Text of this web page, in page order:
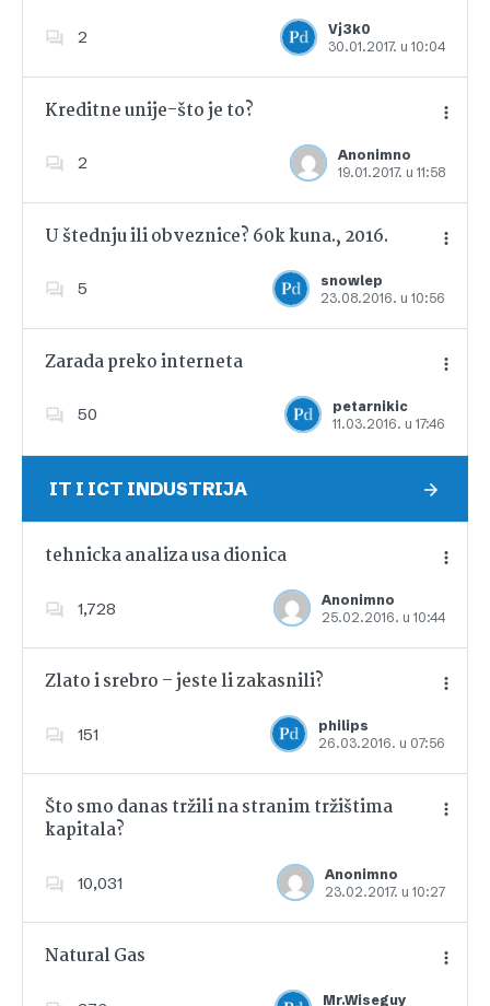
2
Vj3k0
30.01.2017. u 10:04
Dodajte u favorite
Kreditne unije-što je to?
2
Anonimno
19.01.2017. u 11:58
Dodajte u favorite
U štednju ili obveznice? 60k kuna., 2016.
5
snowlep
23.08.2016. u 10:56
Dodajte u favorite
Zarada preko interneta
50
petarnikic
11.03.2016. u 17:46
Dodajte u favorite
IT I ICT INDUSTRIJA
tehnicka analiza usa dionica
1,728
Anonimno
25.02.2016. u 10:44
Dodajte u favorite
Zlato i srebro – jeste li zakasnili?
151
philips
26.03.2016. u 07:56
Dodajte u favorite
Što smo danas tržili na stranim tržištima
kapitala?
10,031
Anonimno
23.02.2017. u 10:27
Dodajte u favorite
Natural Gas
Mr.Wiseguy